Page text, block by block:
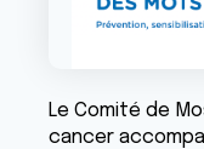
Le Comité de
cancer